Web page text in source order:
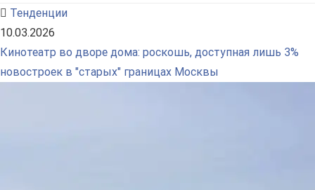
Тенденции
10.03.2026
Кинотеатр во дворе дома: роскошь, доступная лишь 3%
новостроек в "старых" границах Москвы